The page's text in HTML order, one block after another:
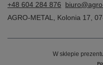
+48 604 284 876
AGRO-METAL
Kolonia 17
W sklepie